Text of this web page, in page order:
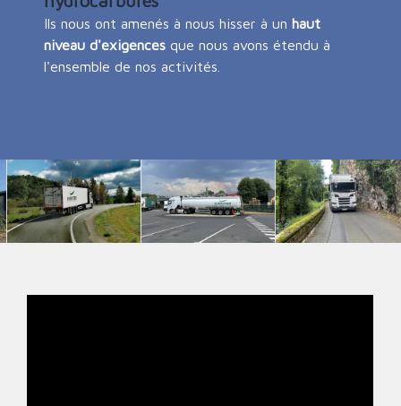
Ils nous ont amenés à nous hisser à unhaut
niveau d'exigencesque nous avons étendu à
l'ensemble de nos activités.